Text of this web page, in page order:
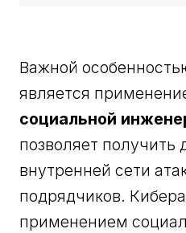
Важной
является
социальной
позволяет получить
внутренней сети
подрядчиков.
применением